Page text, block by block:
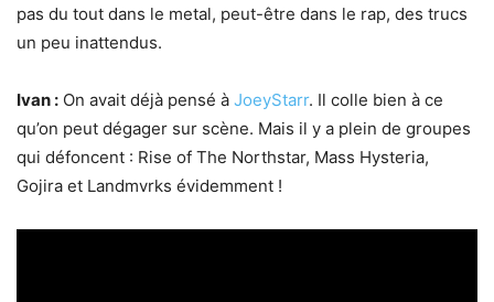
pas du tout dans le metal, peut-être dans le rap, des trucs
un peu inattendus.
Ivan : On avait déjà pensé à JoeyStarr. Il colle bien à ce
qu’on peut dégager sur scène. Mais il y a plein de groupes
qui défoncent : Rise of The Northstar, Mass Hysteria,
Gojira et Landmvrks évidemment !